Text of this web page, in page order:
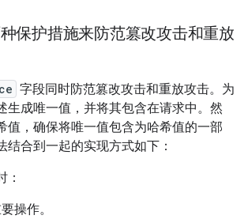
保护措施来防范篡改攻击和重放
字段同时防范篡改攻击和重放攻击。为
生成唯一值，并将其包含在请求中。然
值，确保将唯一值包含为哈希值的一部
结合到一起的实现方式如下：
：
操作。